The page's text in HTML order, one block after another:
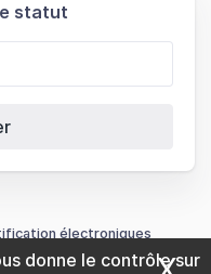
statut
électroniques
donne le contrôle sur